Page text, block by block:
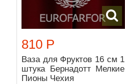
810 Р
Ваза для Фруктов 16 см 1
штука Бернадотт Мелкие
Пионы Чехия